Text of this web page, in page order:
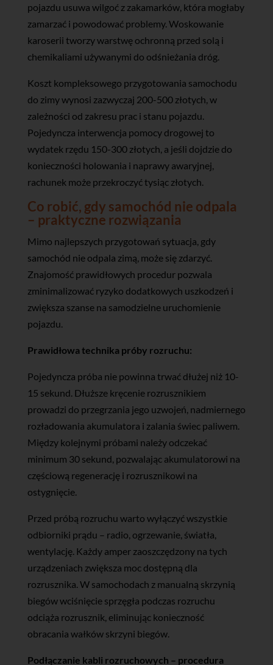
pojazdu usuwa wilgoć z zakamarków, która mogłaby
zamarzać i powodować problemy. Woskowanie
karoserii tworzy warstwę ochronną przed solą i
chemikaliami używanymi do odśnieżania dróg.
Koszt kompleksowego przygotowania samochodu
do zimy wynosi zazwyczaj 200-500 złotych, w
zależności od zakresu prac i stanu pojazdu.
Pojedyncza interwencja pomocy drogowej to
wydatek rzędu 150-300 złotych, a jeśli dojdzie do
konieczności holowania i naprawy awaryjnej,
rachunek może przekroczyć tysiąc złotych.
Co robić, gdy samochód nie odpala
– praktyczne rozwiązania
Mimo najlepszych przygotowań sytuacja, gdy
samochód nie odpala zimą, może się zdarzyć.
Znajomość prawidłowych procedur pozwala
zminimalizować ryzyko dodatkowych uszkodzeń i
zwiększa szanse na samodzielne uruchomienie
pojazdu.
Prawidłowa technika próby rozruchu:
Pojedyncza próba nie powinna trwać dłużej niż 10-
15 sekund. Dłuższe kręcenie rozrusznikiem
prowadzi do przegrzania jego uzwojeń, nadmiernego
rozładowania akumulatora i zalania świec paliwem.
Między kolejnymi próbami należy odczekać
minimum 30 sekund, pozwalając akumulatorowi na
częściową regenerację i rozrusznikowi na
ostygnięcie.
Przed próbą rozruchu warto wyłączyć wszystkie
odbiorniki prądu – radio, ogrzewanie, światła,
wentylację. Każdy amper zaoszczędzony na tych
urządzeniach zwiększa moc dostępną dla
rozrusznika. W samochodach z manualną skrzynią
biegów wciśnięcie sprzęgła podczas rozruchu
odciąża rozrusznik, eliminując konieczność
obracania wałków skrzyni biegów.
Podłączanie kabli rozruchowych – procedura